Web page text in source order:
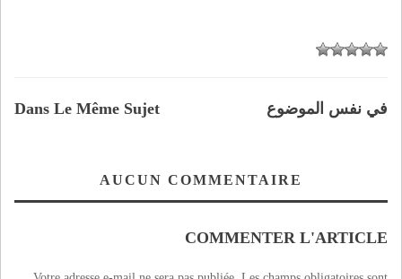
Dans Le Même Sujet في نفس الموضوع
AUCUN COMMENTAIRE
COMMENTER L'ARTICLE